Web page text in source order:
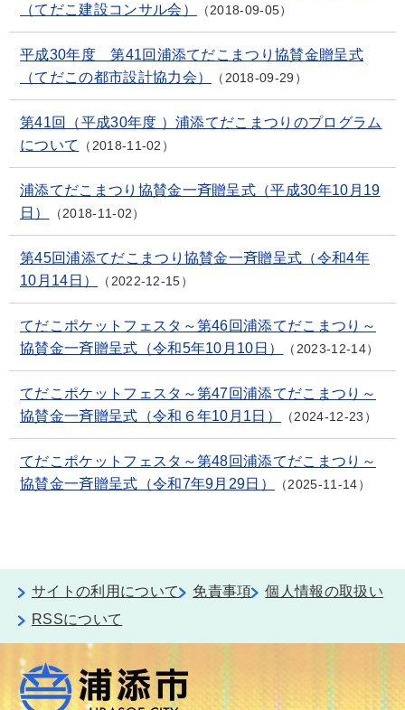
（てだこ建設コンサル会）
2018-09-05
平成30年度 第41回浦添てだこまつり協賛金贈呈式
（てだこの都市設計協力会）
2018-09-29
第41回（平成30年度 ）浦添てだこまつりのプログラム
について
2018-11-02
浦添てだこまつり協賛金一斉贈呈式（平成30年10月19
日）
2018-11-02
第45回浦添てだこまつり協賛金一斉贈呈式（令和4年
10月14日）
2022-12-15
てだこポケットフェスタ～第46回浦添てだこまつり～
協賛金一斉贈呈式（令和5年10月10日）
2023-12-14
てだこポケットフェスタ～第47回浦添てだこまつり～
協賛金一斉贈呈式（令和６年10月1日）
2024-12-23
てだこポケットフェスタ～第48回浦添てだこまつり～
協賛金一斉贈呈式（令和7年9月29日）
2025-11-14
サイトの利用について 免責事項
個人情報の取扱い
RSSについて